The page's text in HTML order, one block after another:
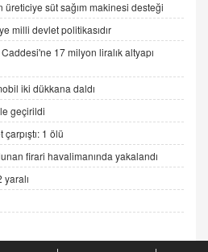
Ne? "Beraber Yürüyoruz"
ÖZKALE
Dava Açmadan Önce
Başvuru Şartı
süt sağım makinesi desteği
milli devlet politikasıdır
17 milyon liralık altyapı
iki dükkana daldı
geçirildi
1 ölü
firari havalimanında yakalandı
yaralı